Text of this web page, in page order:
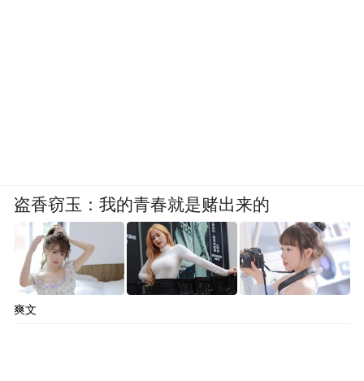
盗香窃玉：我的青春就是赌出来的
爽文